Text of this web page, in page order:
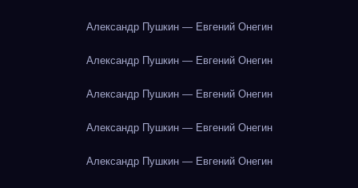
Александр Пушкин — Евгений Онегин
Александр Пушкин — Евгений Онегин
Александр Пушкин — Евгений Онегин
Александр Пушкин — Евгений Онегин
Александр Пушкин — Евгений Онегин